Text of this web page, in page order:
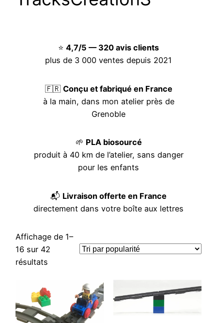
⭐ 4,7/5 — 320 avis clients
plus de 3 000 ventes depuis 2021
🇫🇷 Conçu et fabriqué en France
à la main, dans mon atelier près de
Grenoble
🌱 PLA biosourcé
produit à 40 km de l’atelier, sans danger
pour les enfants
📬 Livraison offerte en France
directement dans votre boîte aux lettres
Affichage de 1–
16 sur 42
résultats
popularité